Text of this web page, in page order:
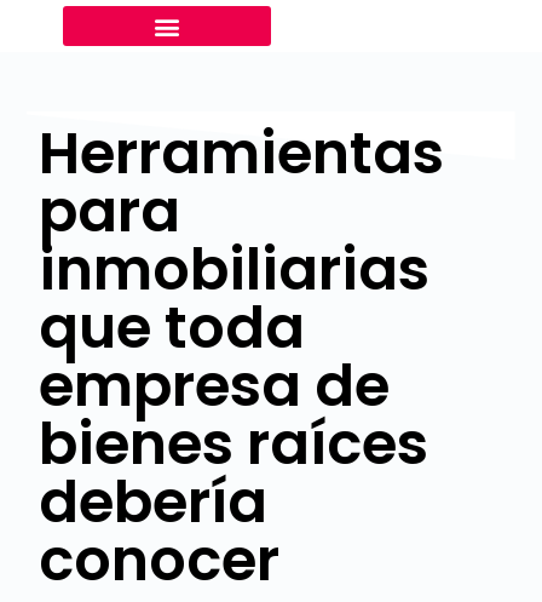
Herramientas
para
inmobiliarias
que toda
empresa de
bienes raíces
debería
conocer